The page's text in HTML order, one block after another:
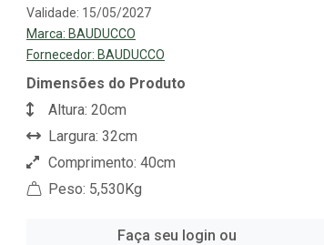
Validade: 15/05/2027
Marca: BAUDUCCO
Fornecedor: BAUDUCCO
Dimensões do Produto
Altura: 20cm
Largura: 32cm
Comprimento: 40cm
Peso: 5,530Kg
Faça seu login ou